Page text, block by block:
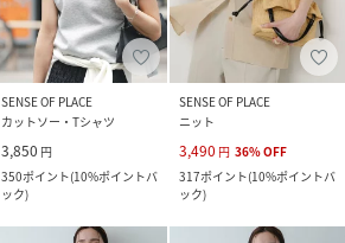
SENSE OF PLACE
カットソー・Tシャツ
3,850 円
350ポイント(10%ポイントバ
ック)
SENSE OF PLACE
ニット
3,490 円 36%OFF
317ポイント(10%ポイントバ
ック)